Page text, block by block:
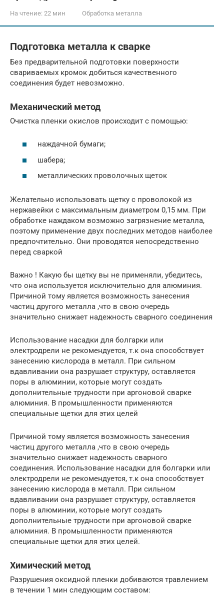
На чтение: 22 мин Обработка металла
Подготовка металла к сварке
Без предварительной подготовки поверхности
свариваемых кромок добиться качественного
соединения будет невозможно.
Механический метод
Очистка пленки окислов происходит с помощью:
наждачной бумаги;
шабера;
металлических проволочных щеток
Желательно использовать щетку с проволокой из
нержавейки с максимальным диаметром 0,15 мм. При
обработке наждаком возможно загрязнение металла,
поэтому применение двух последних методов наиболее
предпочтительно. Они проводятся непосредственно
перед сваркой
Важно ! Какую бы щетку вы не применяли, убедитесь,
что она используется исключительно для алюминия.
Причиной тому является возможность занесения
частиц другого металла ,что в свою очередь
значительно снижает надежность сварного соединения
Использование насадки для болгарки или
электродрели не рекомендуется, т.к она способствует
занесению кислорода в металл. При сильном
вдавливании она разрушает структуру, оставляется
поры в алюминии, которые могут создать
дополнительные трудности при аргоновой сварке
алюминия. В промышленности применяются
специальные щетки для этих целей
Причиной тому является возможность занесения
частиц другого металла ,что в свою очередь
значительно снижает надежность сварного
соединения. Использование насадки для болгарки или
электродрели не рекомендуется, т.к она способствует
занесению кислорода в металл. При сильном
вдавливании она разрушает структуру, оставляется
поры в алюминии, которые могут создать
дополнительные трудности при аргоновой сварке
алюминия. В промышленности применяются
специальные щетки для этих целей.
Химический метод
Разрушения оксидной пленки добиваются травлением
в течении 1 мин следующим составом: